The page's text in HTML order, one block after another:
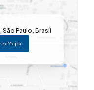
,São Paulo,Brasil
o Mapa